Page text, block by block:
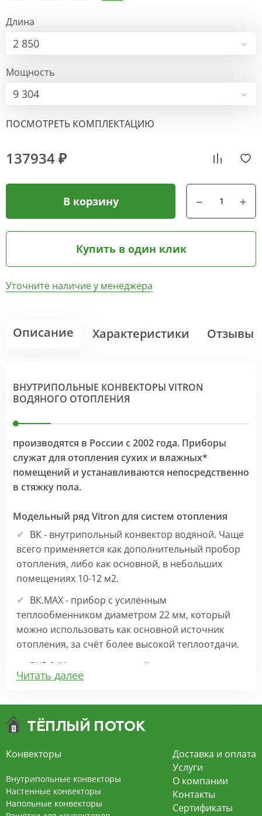
Длина
2 850
Мощность
9 304
ПОСМОТРЕТЬ КОМПЛЕКТАЦИЮ
137934 ₽
В корзину
Купить в один клик
Уточните наличие у менеджера
Описание Характеристики Отзывы
ВНУТРИПОЛЬНЫЕ КОНВЕКТОРЫ VITRON
ВОДЯНОГО ОТОПЛЕНИЯ
производятся в России с 2002 года. Приборы
служат для отопления сухих и влажных*
помещений и устанавливаются непосредственно
в стяжку пола.
Модельный ряд Vitron для систем отопления
ВК - внутрипольный конвектор водяной. Чаще
всего применяется как дополнительный пробор
отопления, либо как основной, в небольших
помещениях 10-12 м2.
ВК.МАХ - прибор с усиленным
теплообменником диаметром 22 мм, который
можно использовать как основной источник
отопления, за счёт более высокой теплоотдачи.
ВКВ 24V – внутрипольный конвектор
отопления с вентилятором на 24В подходит для
экономит электроэнергию и бесшумно работает.
конвекцией на 220В. За счет тангенциального
вентилятора создает принудительную
конвекцию, что позволяет обогревать
помещения большой площади.
Читать далее
Конвекторы
Внутрипольные конвекторы
Настенные конвекторы
Напольные конвекторы
Доставка и оплата
Услуги
О компании
Контакты
Сертификаты